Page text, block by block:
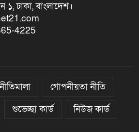
ঢাকা, বাংলাদেশ।
4225
গোপনীয়তা নীতি
শুভেচ্ছা কার্ড নিউজ কার্ড